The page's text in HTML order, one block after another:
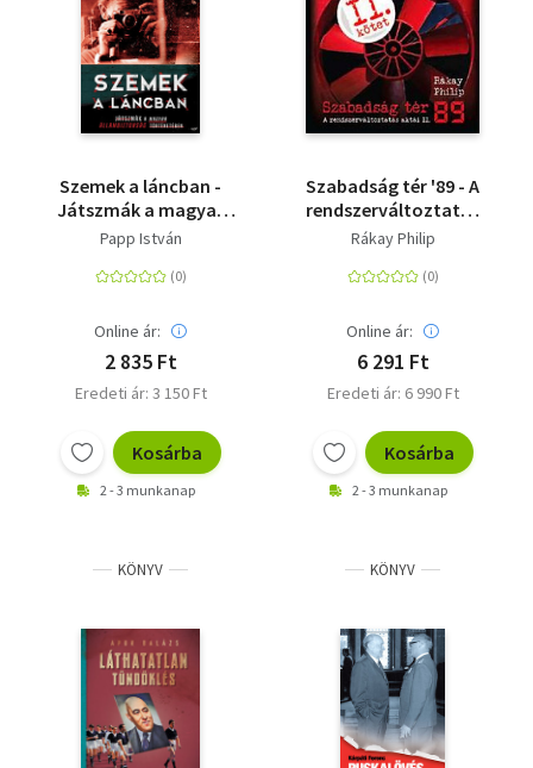
Szemek a láncban -
Játszmák a magyar
állambiztonság
Papp István
Online ár:
2 835 Ft
Eredeti ár: 3 150 Ft
Kosárba
2 - 3 munkanap
Szabadság tér '89 - A
rendszerváltoztatás
aktái II.
Rákay Philip
Online ár:
6 291 Ft
Eredeti ár: 6 990 Ft
Kosárba
2 - 3 munkanap
KÖNYV KÖNYV